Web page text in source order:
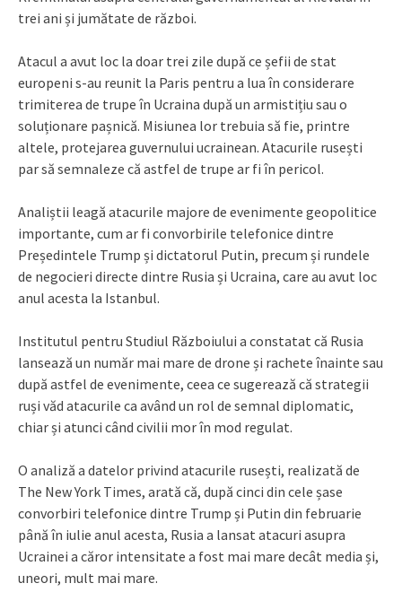
trei ani și jumătate de război.
Atacul a avut loc la doar trei zile după ce șefii de stat
europeni s-au reunit la Paris pentru a lua în considerare
trimiterea de trupe în Ucraina după un armistițiu sau o
soluționare pașnică. Misiunea lor trebuia să fie, printre
altele, protejarea guvernului ucrainean. Atacurile rusești
par să semnaleze că astfel de trupe ar fi în pericol.
Analiștii leagă atacurile majore de evenimente geopolitice
importante, cum ar fi convorbirile telefonice dintre
Președintele Trump și dictatorul Putin, precum și rundele
de negocieri directe dintre Rusia și Ucraina, care au avut loc
anul acesta la Istanbul.
Institutul pentru Studiul Războiului a constatat că Rusia
lansează un număr mai mare de drone și rachete înainte sau
după astfel de evenimente, ceea ce sugerează că strategii
ruși văd atacurile ca având un rol de semnal diplomatic,
chiar și atunci când civilii mor în mod regulat.
O analiză a datelor privind atacurile rusești, realizată de
The New York Times, arată că, după cinci din cele șase
convorbiri telefonice dintre Trump și Putin din februarie
până în iulie anul acesta, Rusia a lansat atacuri asupra
Ucrainei a căror intensitate a fost mai mare decât media și,
uneori, mult mai mare.